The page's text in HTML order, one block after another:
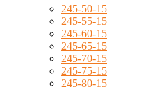
245-50-15
245-55-15
245-60-15
245-65-15
245-70-15
245-75-15
245-80-15